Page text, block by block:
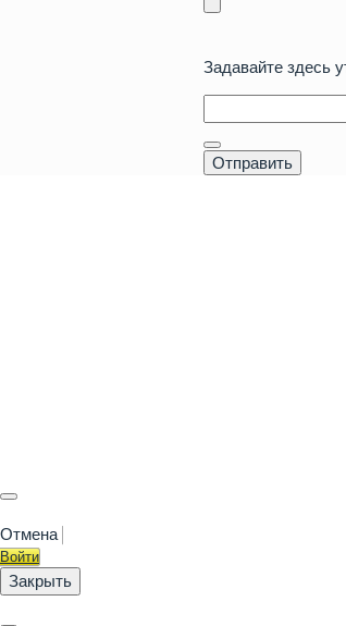
Задавайте здесь
Отмена
Войти
Закрыть